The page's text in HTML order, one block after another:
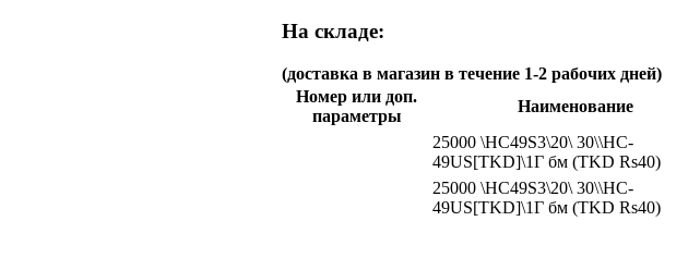
На складе:
(доставка в магазин в течение 1-2 рабочих дней)
Номер или доп.
параметры
Наименование
25000 \HC49S3\20\ 30\\HC-
49US[TKD]\1Г бм (TKD Rs40)
25000 \HC49S3\20\ 30\\HC-
49US[TKD]\1Г бм (TKD Rs40)